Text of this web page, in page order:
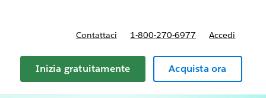
Contattaci 1-800-270-6977 Accedi
Inizia gratuitamente Acquista ora